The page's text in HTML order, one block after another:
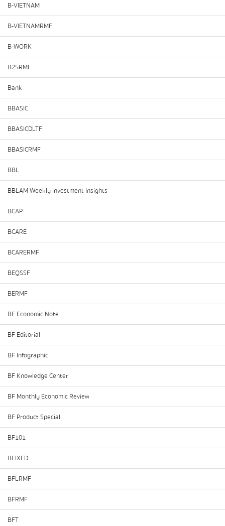
B-VIETNAM
B-VIETNAMRMF
B-WORK
B25RMF
Bank
BBASIC
BBASICDLTF
BBASICRMF
BBL
BBLAM Weekly Investment Insights
BCAP
BCARE
BCARERMF
BEQSSF
BERMF
BF Economic Note
BF Editorial
BF Infographic
BF Knowledge Center
BF Monthly Economic Review
BF Product Special
BF101
BFIXED
BFLRMF
BFRMF
BFT